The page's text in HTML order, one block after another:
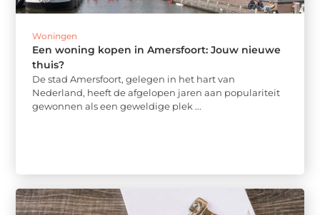
Woningen
Een woning kopen in Amersfoort: Jouw nieuwe
thuis?
De stad Amersfoort, gelegen in het hart van
Nederland, heeft de afgelopen jaren aan populariteit
gewonnen als een geweldige plek ...